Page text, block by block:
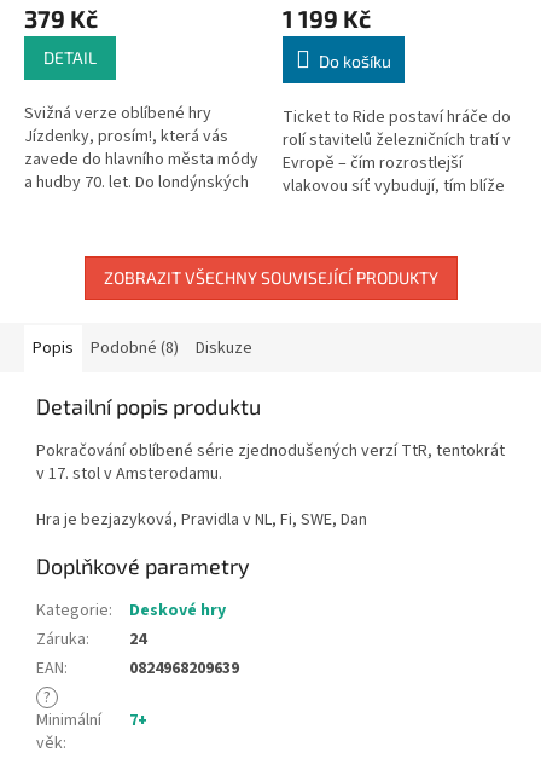
379 Kč
DETAIL
Svižná verze oblíbené hry
Jízdenky, prosím!, která vás
zavede do hlavního města módy
a hudby 70. let. Do londýnských
1 199 Kč
Do košíku
Ticket to Ride postaví hráče do
rolí stavitelů železničních tratí v
Evropě – čím rozrostlejší
vlakovou síť vybudují, tím blíže
ZOBRAZIT VŠECHNY SOUVISEJÍCÍ PRODUKTY
Popis Podobné (8) Diskuze
Detailní popis produktu
Pokračování oblíbené série zjednodušených verzí TtR, tentokrát
v 17. stol v Amsterodamu.
Hra je bezjazyková, Pravidla v NL, Fi, SWE, Dan
Doplňkové parametry
Kategorie:
Deskové hry
Záruka:
24
EAN:
0824968209639
?
Minimální
věk:
7+